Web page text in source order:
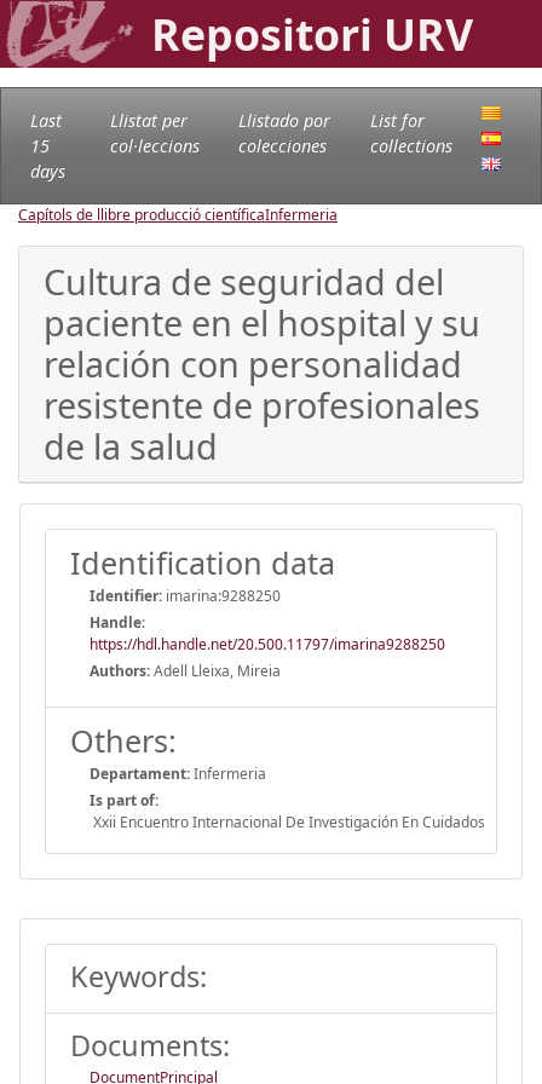
Repositori URV
Last
15
days
Llistat per
col·leccions
Llistado por
colecciones
List for
collections
Capítols de llibre producció científicaInfermeria
Cultura de seguridad del
paciente en el hospital y su
relación con personalidad
resistente de profesionales
de la salud
Identification data
Identifier: imarina:9288250
Handle:
https://hdl.handle.net/20.500.11797/imarina9288250
Authors:Adell Lleixa, Mireia
Others:
Departament:Infermeria
Is part of:
Xxii Encuentro Internacional De Investigación En Cuidados
Keywords:
Documents:
DocumentPrincipal